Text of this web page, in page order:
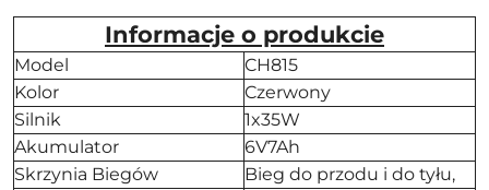
Informacje o produkcie
Model
CH815
Kolor
Czerwony
Silnik
1x35W
Akumulator
6V7Ah
Skrzynia Biegów
Bieg do przodu i do tyłu,